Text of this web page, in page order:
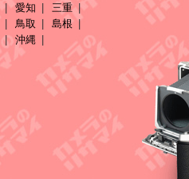
愛知
三重
鳥取
島根
沖縄